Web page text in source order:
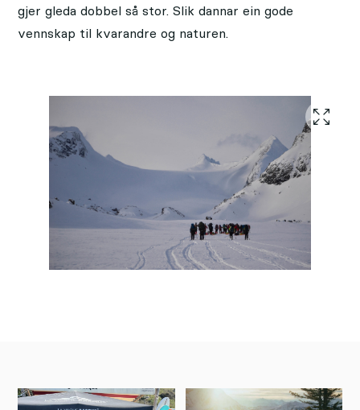
gjer gleda dobbel så stor. Slik dannar ein gode
vennskap til kvarandre og naturen.